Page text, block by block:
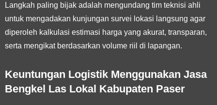
Langkah paling bijak adalah mengundang tim teknisi ahli
untuk mengadakan kunjungan survei lokasi langsung agar
diperoleh kalkulasi estimasi harga yang akurat, transparan,
serta mengikat berdasarkan volume riil di lapangan.
Keuntungan Logistik Menggunakan Jasa
Bengkel Las Lokal Kabupaten Paser